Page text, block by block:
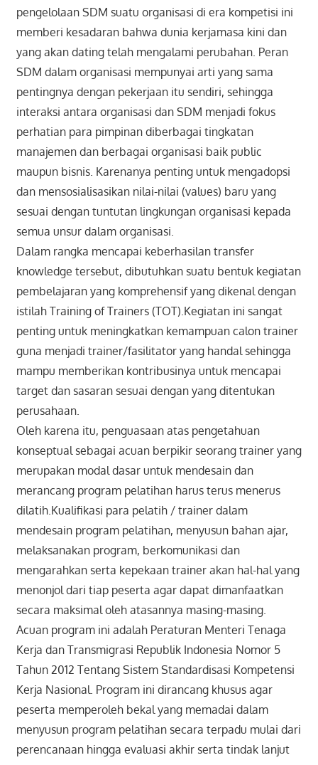
pengelolaan SDM suatu organisasi di era kompetisi ini
memberi kesadaran bahwa dunia kerjamasa kini dan
yang akan dating telah mengalami perubahan. Peran
SDM dalam organisasi mempunyai arti yang sama
pentingnya dengan pekerjaan itu sendiri, sehingga
interaksi antara organisasi dan SDM menjadi fokus
perhatian para pimpinan diberbagai tingkatan
manajemen dan berbagai organisasi baik public
maupun bisnis. Karenanya penting untuk mengadopsi
dan mensosialisasikan nilai-nilai (values) baru yang
sesuai dengan tuntutan lingkungan organisasi kepada
semua unsur dalam organisasi.
Dalam rangka mencapai keberhasilan transfer
knowledge tersebut, dibutuhkan suatu bentuk kegiatan
pembelajaran yang komprehensif yang dikenal dengan
istilah Training of Trainers (TOT).Kegiatan ini sangat
penting untuk meningkatkan kemampuan calon trainer
guna menjadi trainer/fasilitator yang handal sehingga
mampu memberikan kontribusinya untuk mencapai
target dan sasaran sesuai dengan yang ditentukan
perusahaan.
Oleh karena itu, penguasaan atas pengetahuan
konseptual sebagai acuan berpikir seorang trainer yang
merupakan modal dasar untuk mendesain dan
merancang program pelatihan harus terus menerus
dilatih.Kualifikasi para pelatih / trainer dalam
mendesain program pelatihan, menyusun bahan ajar,
melaksanakan program, berkomunikasi dan
mengarahkan serta kepekaan trainer akan hal-hal yang
menonjol dari tiap peserta agar dapat dimanfaatkan
secara maksimal oleh atasannya masing-masing.
Acuan program ini adalah Peraturan Menteri Tenaga
Kerja dan Transmigrasi Republik Indonesia Nomor 5
Tahun 2012 Tentang Sistem Standardisasi Kompetensi
Kerja Nasional. Program ini dirancang khusus agar
peserta memperoleh bekal yang memadai dalam
menyusun program pelatihan secara terpadu mulai dari
perencanaan hingga evaluasi akhir serta tindak lanjut